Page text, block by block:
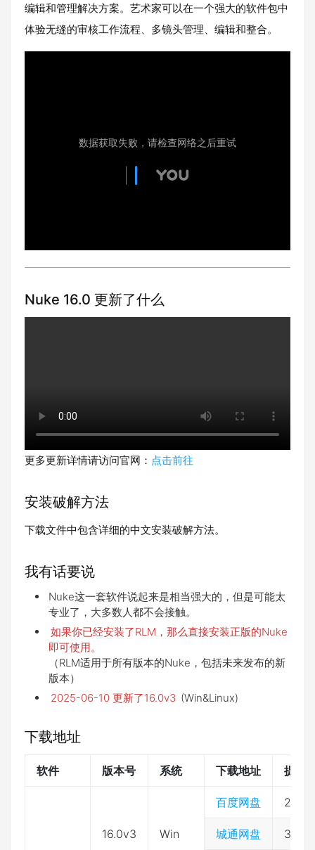
编辑和管理解决方案。艺术家可以在一个强大的软件包中
体验无缝的审核工作流程、多镜头管理、编辑和整合。
Nuke 16.0 更新了什么
更多更新详情请访问官网： 点击前往
安装破解方法
下载文件中包含详细的中文安装破解方法。
我有话要说
Nuke这一套软件说起来是相当强大的，但是可能太
专业了，大多数人都不会接触。
如果你已经安装了RLM，那么直接安装正版的Nuke
即可使用。
（RLM适用于所有版本的Nuke，包括未来发布的新
版本）
2025-06-10 更新了16.0v3 (Win&Linux)
下载地址
软件 版本号 系统 下载地址 提取
16.0v3 Win
百度网盘 2333
城通网盘